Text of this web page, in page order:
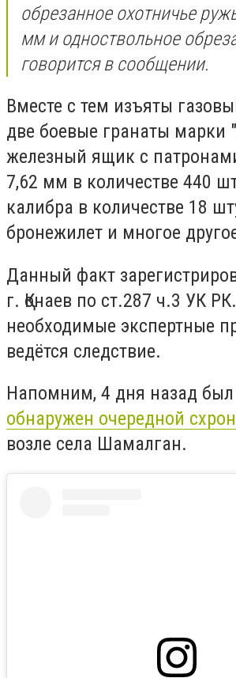
обрезанное охотничье
мм и одноствольное
говорится в сообщении.
Вместе с тем изъяты
две боевые гранаты марки
железный ящик с
7,62 мм в количестве 440
калибра в количестве 18
бронежилет и многое
Данный факт
г. Қонаев по ст.287 ч.3 УК
необходимые экспертные
ведётся следствие.
Напомним, 4 дня назад
обнаружен очередной
возле села Шамалган.